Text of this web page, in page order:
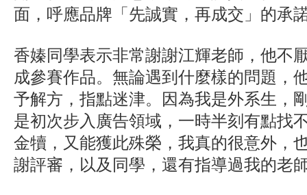
面，呼應品牌「先誠實，再成交」的承
香嫀同學表示非常謝謝江輝老師，他不
成參賽作品。無論遇到什麼樣的問題，
予解方，指點迷津。因為我是外系生，
是初次步入廣告領域，一時半刻有點找
金犢，又能獲此殊榮，我真的很意外，
謝評審，以及同學，還有指導過我的老